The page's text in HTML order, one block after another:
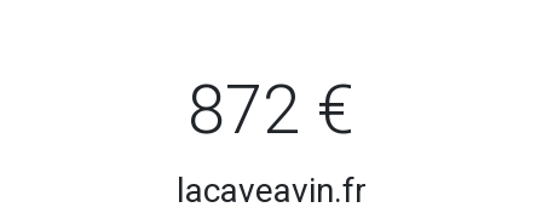
872 €
lacaveavin.fr